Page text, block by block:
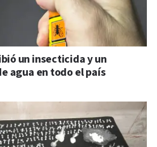
un insecticida y un
agua en todo el país